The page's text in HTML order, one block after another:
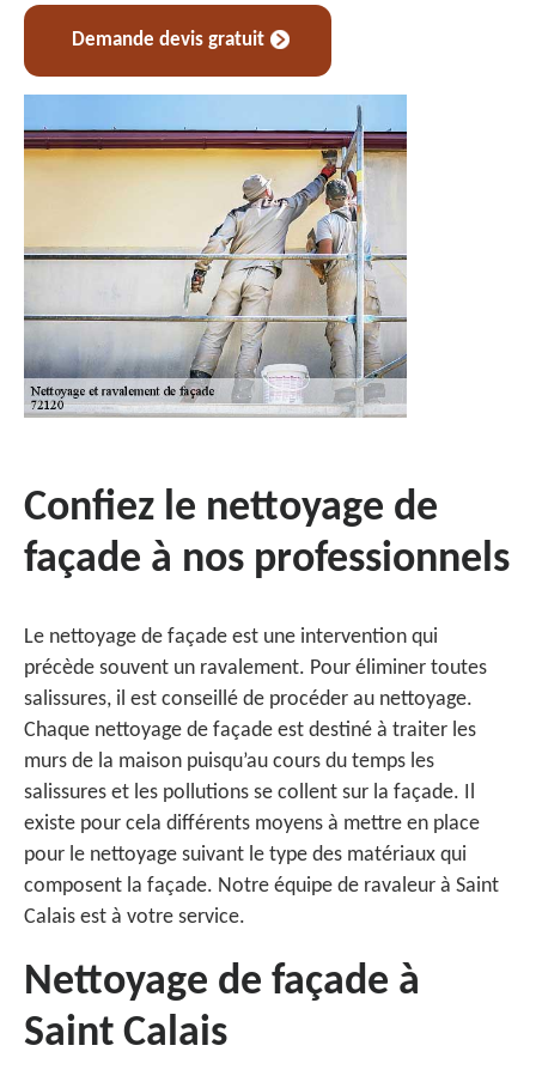
Demande devis gratuit
Confiez le nettoyage de
façade à nos professionnels
Le nettoyage de façade est une intervention qui
précède souvent un ravalement. Pour éliminer toutes
salissures, il est conseillé de procéder au nettoyage.
Chaque nettoyage de façade est destiné à traiter les
murs de la maison puisqu’au cours du temps les
salissures et les pollutions se collent sur la façade. Il
existe pour cela différents moyens à mettre en place
pour le nettoyage suivant le type des matériaux qui
composent la façade. Notre équipe de ravaleur à Saint
Calais est à votre service.
Nettoyage de façade à
Saint Calais